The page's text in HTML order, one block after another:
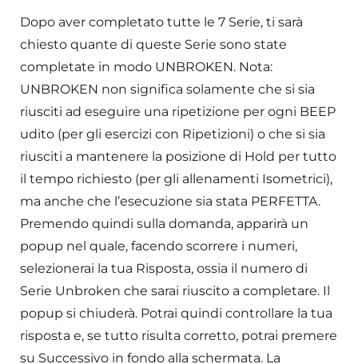
Dopo aver completato tutte le 7 Serie, ti sarà
chiesto quante di queste Serie sono state
completate in modo UNBROKEN. Nota:
UNBROKEN non significa solamente che si sia
riusciti ad eseguire una ripetizione per ogni BEEP
udito (per gli esercizi con Ripetizioni) o che si sia
riusciti a mantenere la posizione di Hold per tutto
il tempo richiesto (per gli allenamenti Isometrici),
ma anche che l’esecuzione sia stata PERFETTA.
Premendo quindi sulla domanda, apparirà un
popup nel quale, facendo scorrere i numeri,
selezionerai la tua Risposta, ossia il numero di
Serie Unbroken che sarai riuscito a completare. Il
popup si chiuderà. Potrai quindi controllare la tua
risposta e, se tutto risulta corretto, potrai premere
su Successivo in fondo alla schermata. La